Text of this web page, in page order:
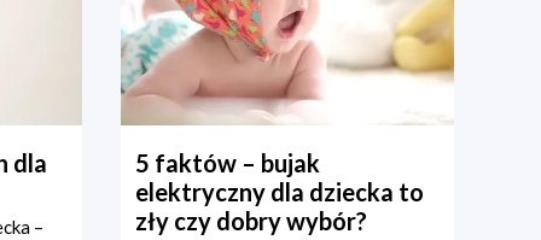
dla
–
5 faktów – bujak
elektryczny dla dziecka to
zły czy dobry wybór?